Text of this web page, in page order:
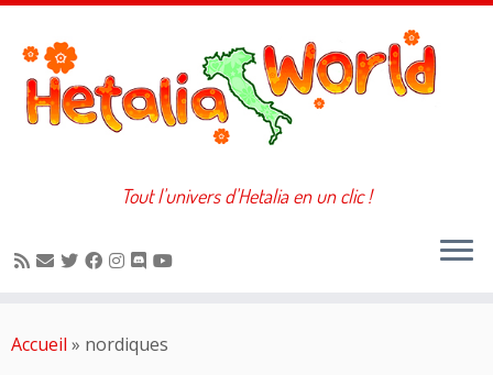
au
Tout l'univers d'Hetalia en un clic !
Accueil » nordiques